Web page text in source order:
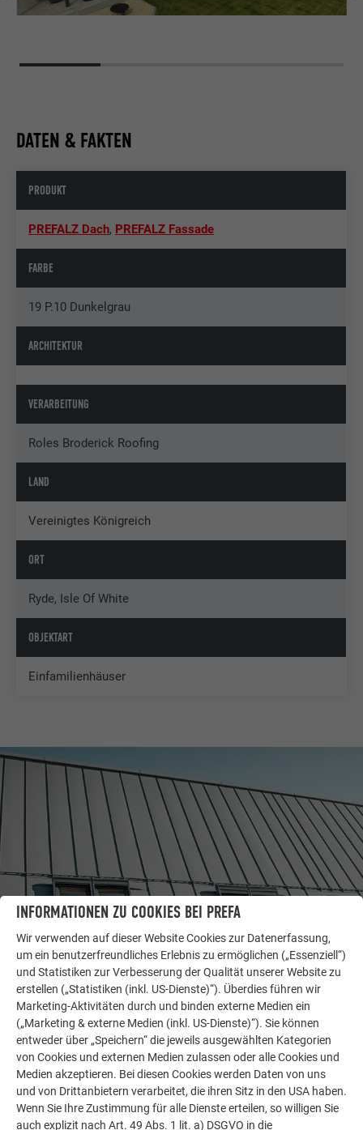
DATEN & FAKTEN
PRODUKT
PREFALZ Dach, PREFALZ Fassade
FARBE
19 P.10 Dunkelgrau
ARCHITEKTUR
VERARBEITUNG
Roles Broderick Roofing
LAND
Vereinigtes Königreich
ORT
Ryde, Isle Of White
OBJEKTART
Einfamilienhäuser
LASSEN SIE SICH INSPIRIEREN
WEITERE OBJEKTE
Die PREFA Referenzgalerie zeigt, wie vielseitig
Aluminium eingesetzt werden kann. Entdecken Sie
weitere beeindruckende Projekte mit den langlebigen
PREFA Aluminiumlösungen für Dach, Solar und
Fassade.
INFORMATIONEN ZU COOKIES BEI PREFA
Wir verwenden auf dieser Website Cookies zur Datenerfassung,
um ein benutzerfreundliches Erlebnis zu ermöglichen („Essenziell“)
und Statistiken zur Verbesserung der Qualität unserer Website zu
erstellen („Statistiken (inkl. US-Dienste)“). Überdies führen wir
Marketing-Aktivitäten durch und binden externe Medien ein
(„Marketing & externe Medien (inkl. US-Dienste)“). Sie können
entweder über „Speichern“ die jeweils ausgewählten Kategorien
von Cookies und externen Medien zulassen oder alle Cookies und
Medien akzeptieren. Bei diesen Cookies werden Daten von uns
und von Drittanbietern verarbeitet, die ihren Sitz in den USA haben.
Wenn Sie Ihre Zustimmung für alle Dienste erteilen, so willigen Sie
auch explizit nach Art. 49 Abs. 1 lit. a) DSGVO in die